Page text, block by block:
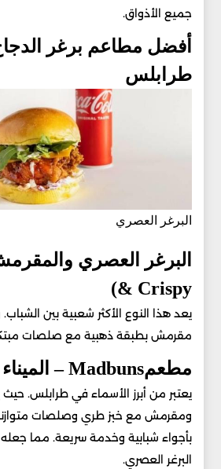
جميع الأذواق.
أفضل مطاعم برغر
طرابلس
البرغر العصري
& Crispy)
يعد هذا النوع الأكثر شعبية بين
مقرمش بطبقة ذهبية مع صلصات
مطعمMadbuns – الميناء
يعتبر من أبرز الأسماء في طرابلس.
ومقرمش مع خبز طري وصلصات
بأجواء شبابية وخدمة سريعة. مما
البرغر العصري.